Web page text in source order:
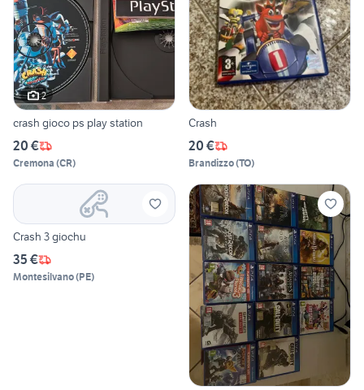
2
crash gioco ps play station
20 €
Cremona (CR)
Crash
20 €
Brandizzo(TO)
Crash 3 giochu
35 €
Montesilvano(PE)